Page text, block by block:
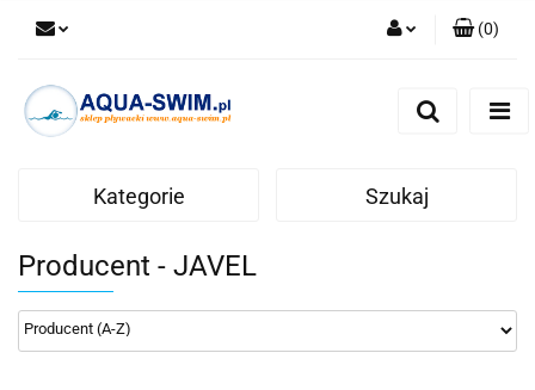
(0)
Kategorie Szukaj
Producent - JAVEL